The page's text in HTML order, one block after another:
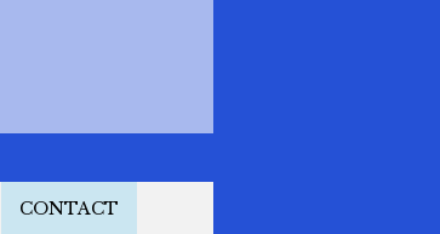
CONTACT